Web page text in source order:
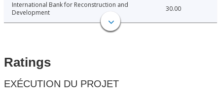
International Bank for Reconstruction and
Development
30.00
Ratings
EXÉCUTION DU PROJET